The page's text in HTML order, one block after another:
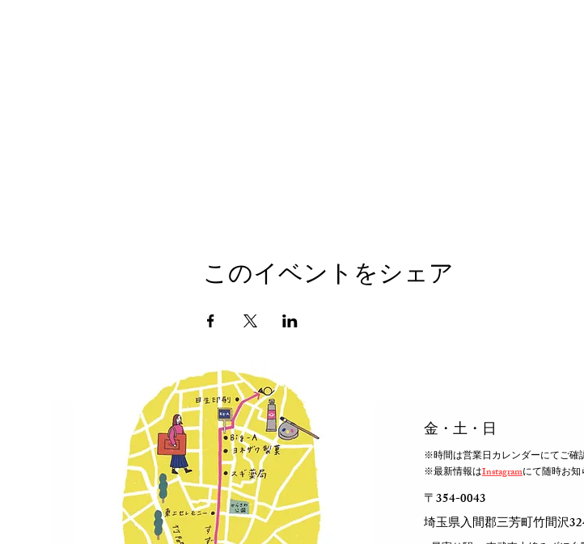
このイベントをシェア
​金・土・日
※時間は営業日カレンダーにてご確
※最新情報はInstagramにて随時お知
〒354-0043
埼玉県入間郡三芳町竹間沢